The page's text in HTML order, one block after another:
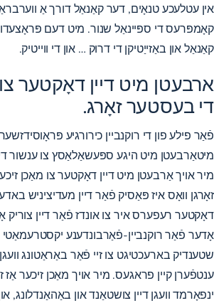
אין עטלעכע טנאָים, דער קאַנאַל דורך אַ
קאָמפּרעס די ספּיינאַל שנור. מיט דעם
קאַנאַל און באַזייַטיקן די דרוק … און די ווייטיק.
ארבעטן מיט דיין דאָקטער
די בעסטער זאָרג.
פֿאַר פילע פון ​​די רוקנביין כירורגיע
מיטאַרבעטן מיט היגע ספּעשאַלאַסץ צו ענשור
מיר אויך אַרבעטן מיט דיין דאָקטער צו מאַכן
זאָרגן וואָס איז פּאַסיק פֿאַר דיין מעדיציניש
דאָקטער רעפערס איר צו אונדז פֿאַר דיין
אָדער פֿאַר רוקנביין-פֿאַרבונדענע יקסטרעמאַטי
שטענדיק בארעכטיגט צו זיי פֿאַר באַראַטונג וועגן
ענטפֿערן קיין פראגעס. מיר אויך מאַכן זיכער אַז
ינפאָרמד וועגן דיין צושטאַנד און באַהאַנדלונג,